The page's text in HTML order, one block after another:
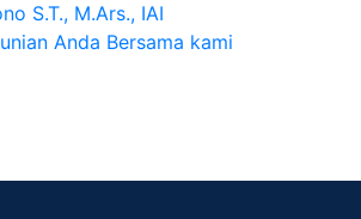
S.T., M.Ars., IAI
Anda Bersama kami